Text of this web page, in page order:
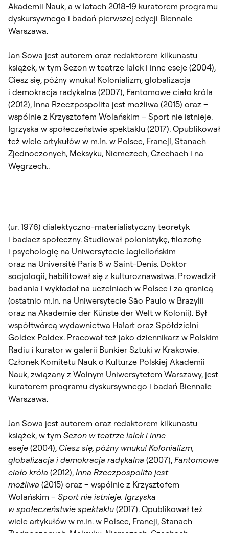
Akademii Nauk, a w latach 2018-19 kuratorem programu
dyskursywnego i badań pierwszej edycji Biennale
Warszawa.
Jan Sowa jest autorem oraz redaktorem kilkunastu
książek, w tym Sezon w teatrze lalek i inne eseje (2004),
Ciesz się, późny wnuku! Kolonializm, globalizacja
i demokracja radykalna (2007), Fantomowe ciało króla
(2012), Inna Rzeczpospolita jest możliwa (2015) oraz –
wspólnie z Krzysztofem Wolańskim – Sport nie istnieje.
Igrzyska w społeczeństwie spektaklu (2017). Opublikował
też wiele artykułów w m.in. w Polsce, Francji, Stanach
Zjednoczonych, Meksyku, Niemczech, Czechach i na
Węgrzech..
(ur. 1976) dialektyczno-materialistyczny teoretyk
i badacz społeczny. Studiował polonistykę, filozofię
i psychologię na Uniwersytecie Jagiellońskim
oraz na Université Paris 8 w Saint-Denis. Doktor
socjologii, habilitował się z kulturoznawstwa. Prowadził
badania i wykładał na uczelniach w Polsce i za granicą
(ostatnio m.in. na Uniwersytecie São Paulo w Brazylii
oraz na Akademie der Künste der Welt w Kolonii). Był
współtwórcą wydawnictwa Ha!art oraz Spółdzielni
Goldex Poldex. Pracował też jako dziennikarz w Polskim
Radiu i kurator w galerii Bunkier Sztuki w Krakowie.
Członek Komitetu Nauk o Kulturze Polskiej Akademii
Nauk, związany z Wolnym Uniwersytetem Warszawy, jest
kuratorem programu dyskursywnego i badań Biennale
Warszawa.
Jan Sowa jest autorem oraz redaktorem kilkunastu
książek, w tym Sezon w teatrze lalek i inne
eseje (2004), Ciesz się, późny wnuku! Kolonializm,
globalizacja i demokracja radykalna (2007), Fantomowe
ciało króla (2012), Inna Rzeczpospolita jest
możliwa (2015) oraz – wspólnie z Krzysztofem
Wolańskim – Sport nie istnieje. Igrzyska
w społeczeństwie spektaklu (2017). Opublikował też
wiele artykułów w m.in. w Polsce, Francji, Stanach